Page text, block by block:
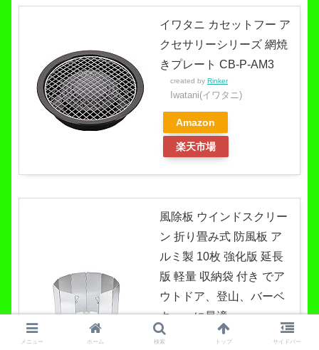
イワタニ カセットフー ア
クセサリーシリーズ 網焼
きプレート CB-P-AM3
created by Rinker
Iwatani(イワタニ)
Amazon
楽天市場
風除板 ウインドスクリー
ン 折り畳み式 防風板 ア
ルミ製 10枚 強化版 延長
版 軽量 収納袋 付き でア
ウトドア、登山、バーベ
キューに最適
Rinker
メニュー ホーム 検索 トップ サイドバー